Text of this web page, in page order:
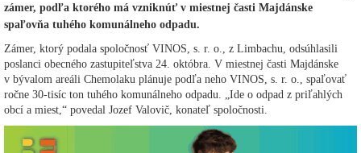
zámer, podľa ktorého má vzniknúť v miestnej časti Majdánske
spaľovňa tuhého komunálneho odpadu.
Zámer, ktorý podala spoločnosť VINOS, s. r. o., z Limbachu, odsúhlasili
poslanci obecného zastupiteľstva 24. októbra. V miestnej časti Majdánske
v bývalom areáli Chemolaku plánuje podľa neho VINOS, s. r. o., spaľovať
ročne 30-tisíc ton tuhého komunálneho odpadu. „Ide o odpad z priľahlých
obcí a miest,“ povedal Jozef Valovič, konateľ spoločnosti.